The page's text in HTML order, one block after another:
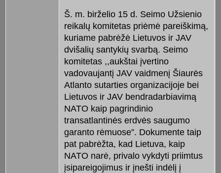
Š. m. birželio 15 d. Seimo Užsienio
reikalų komitetas priėmė pareiškimą,
kuriame pabrėžė Lietuvos ir JAV
dvišalių santykių svarbą. Seimo
komitetas ,,aukštai įvertino
vadovaujantį JAV vaidmenį Šiaurės
Atlanto sutarties organizacijoje bei
Lietuvos ir JAV bendradarbiavimą
NATO kaip pagrindinio
transatlantinės erdvės saugumo
garanto rėmuose”. Dokumente taip
pat pabrėžta, kad Lietuva, kaip
NATO narė, privalo vykdyti priimtus
įsipareigojimus ir įnešti indėlį į